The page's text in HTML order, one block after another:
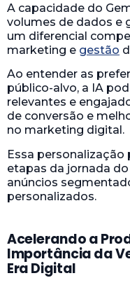
A capacidade do
volumes de dados e
um diferencial
marketing e gestão
Ao entender as
público-alvo, a IA
relevantes e
de conversão e
no marketing digital.
Essa personalização
etapas da jornada
anúncios
personalizados.
Acelerando a
Importância da
Era Digital